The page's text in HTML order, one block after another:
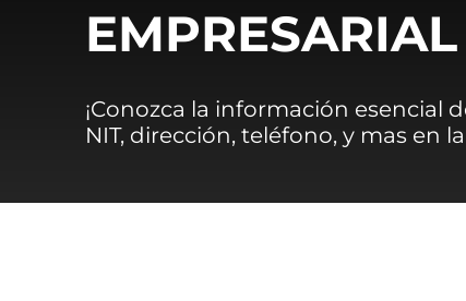
EMPRESARIAL
¡Conozca la información esencial
NIT, dirección, teléfono, y mas en